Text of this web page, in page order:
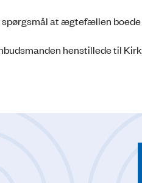
at ægtefællen
henstillede til